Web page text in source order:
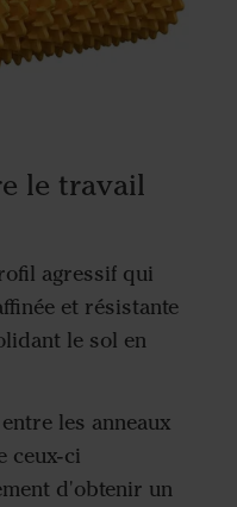
le travail
agressif qui
et résistante
le sol en
les anneaux
ceux-ci
d'obtenir un